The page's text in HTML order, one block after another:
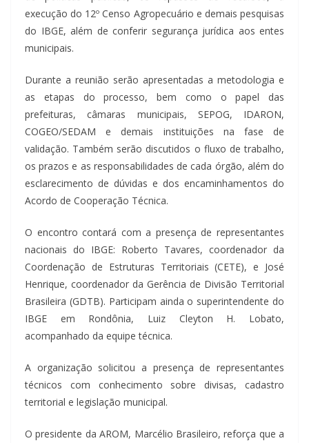
execução do 12º Censo Agropecuário e demais pesquisas
do IBGE, além de conferir segurança jurídica aos entes
municipais.
Durante a reunião serão apresentadas a metodologia e
as etapas do processo, bem como o papel das
prefeituras, câmaras municipais, SEPOG, IDARON,
COGEO/SEDAM e demais instituições na fase de
validação. Também serão discutidos o fluxo de trabalho,
os prazos e as responsabilidades de cada órgão, além do
esclarecimento de dúvidas e dos encaminhamentos do
Acordo de Cooperação Técnica.
O encontro contará com a presença de representantes
nacionais do IBGE: Roberto Tavares, coordenador da
Coordenação de Estruturas Territoriais (CETE), e José
Henrique, coordenador da Gerência de Divisão Territorial
Brasileira (GDTB). Participam ainda o superintendente do
IBGE em Rondônia, Luiz Cleyton H. Lobato,
acompanhado da equipe técnica.
A organização solicitou a presença de representantes
técnicos com conhecimento sobre divisas, cadastro
territorial e legislação municipal.
O presidente da AROM, Marcélio Brasileiro, reforça que a